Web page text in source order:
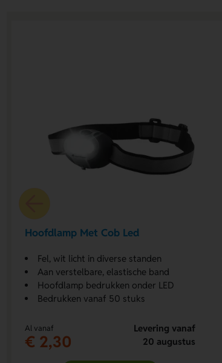
Hoofdlamp Met Cob Led
Fel, wit licht in diverse standen
Aan verstelbare, elastische band
Hoofdlamp bedrukken onder LED
Bedrukken vanaf 50 stuks
Al vanaf
€ 2,30
Levering vanaf
20 augustus